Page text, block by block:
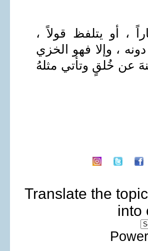
، أو يتلفظ قولاً ،
، وإلا فهو الخزي
عن خُلقٍ وتأتي مثلهُ
Translate the topic
into